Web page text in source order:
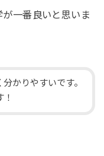
一番良いと思いま
かりやすいです。